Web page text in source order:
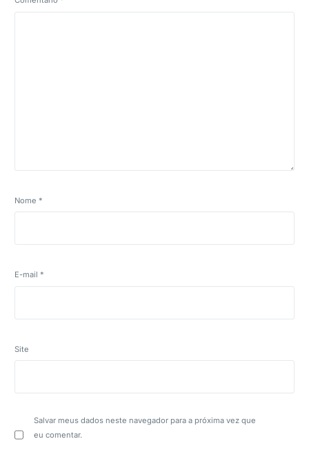
Nome *
E-mail *
Site
Salvar meus dados neste navegador para a próxima vez que
eu comentar.